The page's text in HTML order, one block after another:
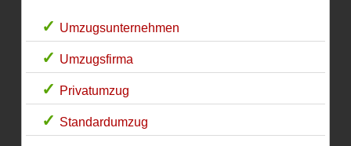
Umzugsunternehmen
Umzugsfirma
Privatumzug
Standardumzug